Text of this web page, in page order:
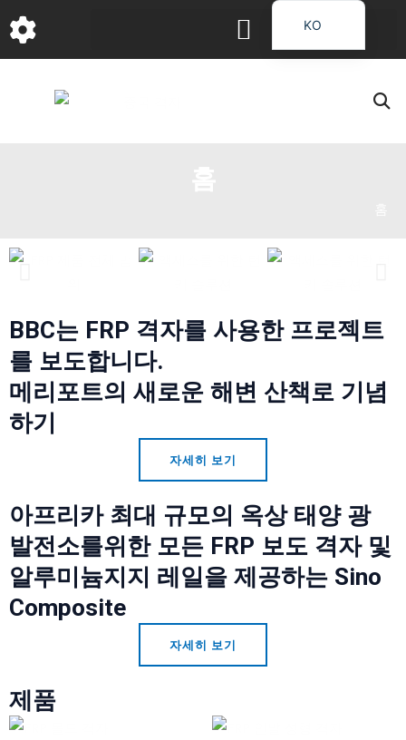
텐
츠
BBC는 FRP 격자를 사용한 프로젝트
를 보도합니다.
메리포트의 새로운 해변 산책로 기념
하기
자세히 보기
아프리카 최대 규모의 옥상 태양 광
발전소를위한 모든 FRP 보도 격자 및
알루미늄지지 레일을 제공하는 Sino
Composite
자세히 보기
제품
KO
EN